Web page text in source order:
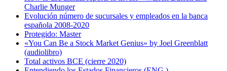
Charlie Munger
Evolución número de sucursales y empleados en la banca
española 2008-2020
Protegido: Master
«You Can Be a Stock Market Genius» by Joel Greenblatt
(audiolibro)
Total activos BCE (cierre 2020)